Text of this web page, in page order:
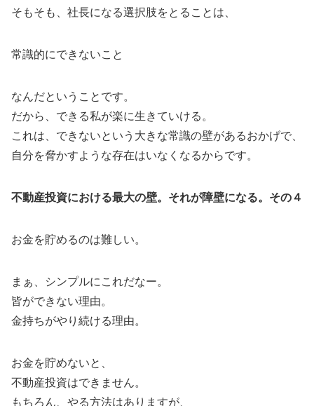
そもそも、社長になる選択肢をとることは、
常識的にできないこと
なんだということです。
だから、できる私が楽に生きていける。
これは、できないという大きな常識の壁があるおかげで、
自分を脅かすような存在はいなくなるからです。
不動産投資における最大の壁。それが障壁になる。その４
お金を貯めるのは難しい。
まぁ、シンプルにこれだなー。
皆ができない理由。
金持ちがやり続ける理由。
お金を貯めないと、
不動産投資はできません。
もちろん、やる方法はありますが、